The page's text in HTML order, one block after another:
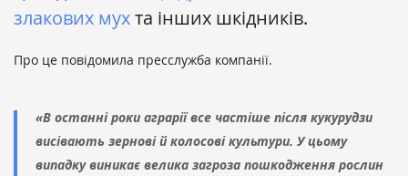
злакових мухта інших шкідників.
Про це повідомила пресслужба компанії.
«В останні роки аграрії все частіше після кукурудзи
висівають зернові й колосові культури. У цьому
випадку виникає велика загроза пошкодження рослин